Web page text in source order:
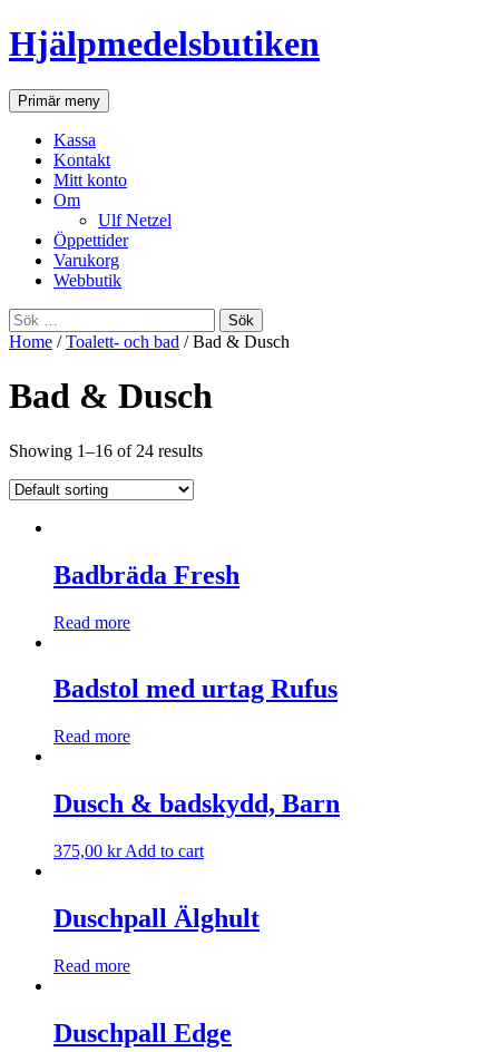
Hjälpmedelsbutiken
SökPrimär meny Gå
till
Kassa
Kontakt
Mitt konto
Om
Ulf Netzel
Öppettider
Varukorg
Webbutik
Sök
efter:
Home /Toalett- och bad / Bad & Dusch
Bad & Dusch
Showing 1–16 of 24 results
Badbräda Fresh
Read more
Badstol med urtag Rufus
Read more
Dusch & badskydd, Barn
375,00 kr Add to cart
Duschpall Älghult
Read more
Duschpall Edge